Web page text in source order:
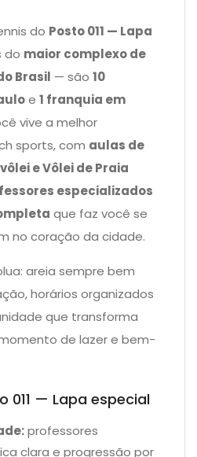
do Posto 011 — Lapa
do maior complexo de
Brasil — são 10
e 1 franquia em
vive a melhor
sports, com aulas de
e Vôlei de Praia
especializados
que faz você se
no coração da cidade.
areia sempre bem
horários organizados
que transforma
de lazer e bem-
011 — Lapa especial
professores
clara e progressão por